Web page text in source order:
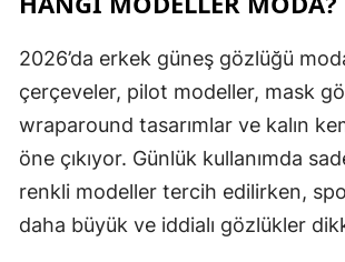
2026’da erkek güneş gözlüğü
çerçeveler, pilot modeller, mask
wraparound tasarımlar ve kalın
öne çıkıyor. Günlük kullanımda
renkli modeller tercih edilirken,
daha büyük ve iddialı gözlükler